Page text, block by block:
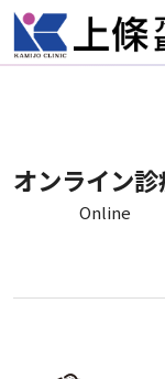
オンライン
Online